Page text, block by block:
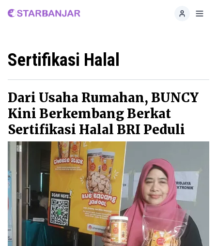
Home
Sertifikasi Halal
Dari Usaha Rumahan, BUNCY
Kini Berkembang Berkat
Sertifikasi Halal BRI Peduli